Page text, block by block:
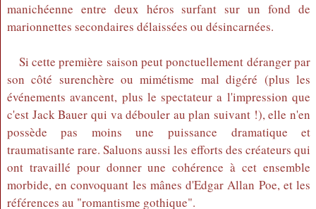
manichéenne entre deux héros surfant sur un fond de
marionnettes secondaires délaissées ou désincarnées.
Si cette première saison peut ponctuellement déranger par
son côté surenchère ou mimétisme mal digéré (plus les
événements avancent, plus le spectateur a l'impression que
c'est Jack Bauer qui va débouler au plan suivant !), elle n'en
possède pas moins une puissance dramatique et
traumatisante rare. Saluons aussi les efforts des créateurs qui
ont travaillé pour donner une cohérence à cet ensemble
morbide, en convoquant les mânes d'Edgar Allan Poe, et les
références au "romantisme gothique".